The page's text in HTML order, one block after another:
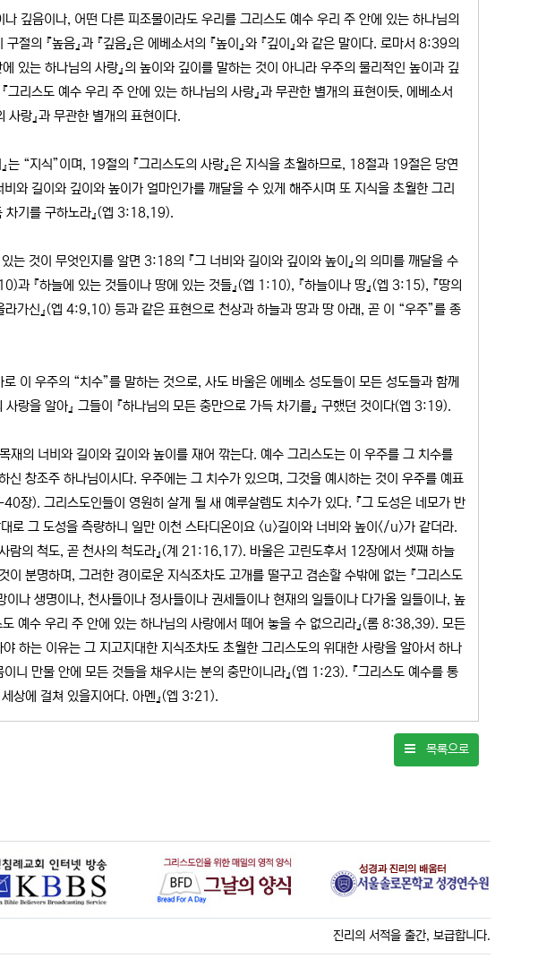
깊음이나, 어떤 다른 피조물이라도 우리를 그리스도 예수 우리 주 안에 있는 하나님의
의 『높음』과 『깊음』은 에베소서의 『높이』와 『깊이』와 같은 말이다. 로마서 8:39의
에 있는 하나님의 사랑』의 높이와 깊이를 말하는 것이 아니라 우주의 물리적인 높이과 깊
그리스도 예수 우리 주 안에 있는 하나님의 사랑』과 무관한 별개의 표현이듯, 에베소서
사랑』과 무관한 별개의 표현이다.
는 “지식”이며, 19절의 『그리스도의 사랑』은 지식을 초월하므로, 18절과 19절은 당연
와 길이와 깊이와 높이가 얼마인가를 깨달을 수 있게 해주시며 또 지식을 초월한 그리
차기를 구하노라』(엡 3:18,19).
는 것이 무엇인지를 알면 3:18의 『그 너비와 길이와 깊이와 높이』의 의미를 깨달을 수
『하늘에 있는 것들이나 땅에 있는 것들』(엡 1:10), 『하늘이나 땅』(엡 3:15), 『땅의
가신』(엡 4:9,10) 등과 같은 표현으로 천상과 하늘과 땅과 땅 아래, 곧 이 “우주”를 종
이 우주의 “치수”를 말하는 것으로, 사도 바울은 에베소 성도들이 모든 성도들과 함께
랑을 알아』 그들이 『하나님의 모든 충만으로 가득 차기를』 구했던 것이다(엡 3:19).
재의 너비와 길이와 깊이와 높이를 재어 깎는다. 예수 그리스도는 이 우주를 그 치수를
신 창조주 하나님이시다. 우주에는 그 치수가 있으며, 그것을 예시하는 것이 우주를 예표
장). 그리스도인들이 영원히 살게 될 새 예루살렘도 치수가 있다. 『그 도성은 네모가 반
로 그 도성을 측량하니 일만 이천 스타디온이요 <u>길이와 너비와 높이</u>가 같더라.
람의 척도, 곧 천사의 척도라』(계 21:16,17). 바울은 고린도후서 12장에서 셋째 하늘
분명하며, 그러한 경이로운 지식조차도 고개를 떨구고 겸손할 수밖에 없는 『그리스도
이나 생명이나, 천사들이나 정사들이나 권세들이나 현재의 일들이나 다가올 일들이나, 높
예수 우리 주 안에 있는 하나님의 사랑에서 떼어 놓을 수 없으리라』(롬 8:38,39). 모든
야 하는 이유는 그 지고지대한 지식조차도 초월한 그리스도의 위대한 사랑을 알아서 하나
니 만물 안에 모든 것들을 채우시는 분의 충만이니라』(엡 1:23). 『그리스도 예수를 통
상에 걸쳐 있을지어다. 아멘』(엡 3:21).
목록으로
진리의 서적을 출간, 보급합니다.